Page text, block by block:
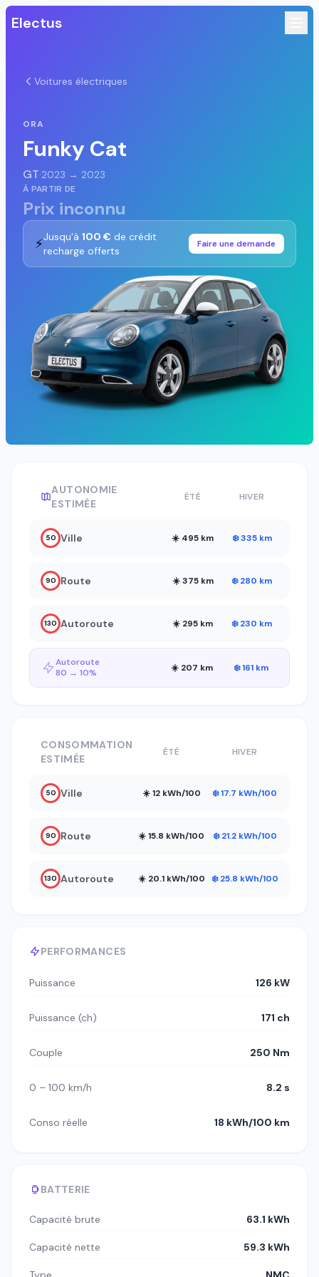
Electus
Voitures électriques
ORA
Funky Cat
GT·2023 → 2023
À PARTIR DE
Prix inconnu
⚡Jusqu'à 100 € de crédit
recharge offerts
Faire une demande
AUTONOMIE
ESTIMÉE
ÉTÉ HIVER
50 Ville ☀️ 495 km ❄️ 335 km
90 Route ☀️ 375 km ❄️ 280 km
130 Autoroute ☀️ 295 km ❄️ 230 km
Autoroute
80 → 10%
☀️ 207 km ❄️ 161 km
PERFORMANCES
Puissance 126 kW
Puissance (ch) 171 ch
Couple 250 Nm
0 – 100 km/h 8.2 s
Conso réelle 18 kWh/100 km
BATTERIE
Capacité brute 63.1 kWh
Capacité nette 59.3 kWh
CONSOMMATION
ESTIMÉE
ÉTÉ HIVER
50 Ville ☀️ 12 kWh/100 ❄️ 17.7 kWh/100
90 Route ☀️ 15.8 kWh/100 ❄️ 21.2 kWh/100
130 Autoroute ☀️ 20.1 kWh/100 ❄️ 25.8 kWh/100